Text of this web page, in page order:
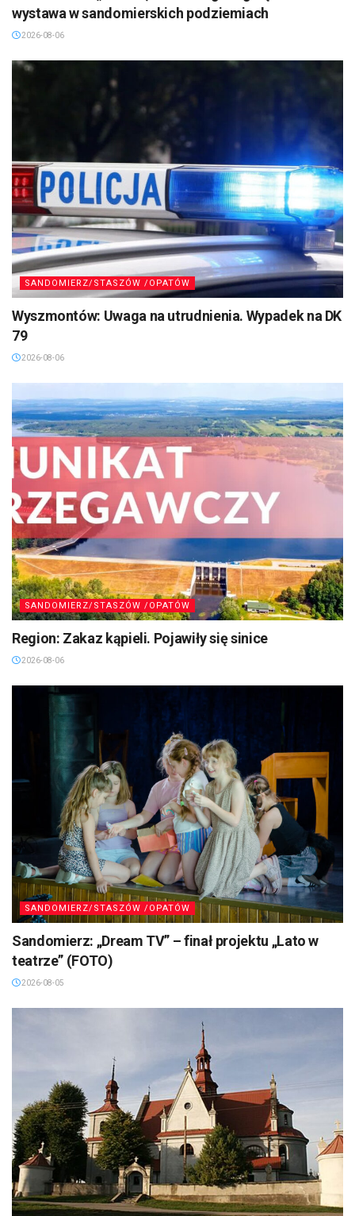
wystawa w sandomierskich podziemiach
2026-08-06
SANDOMIERZ/STASZÓW /OPATÓW
Wyszmontów: Uwaga na utrudnienia. Wypadek na DK
79
2026-08-06
SANDOMIERZ/STASZÓW /OPATÓW
Region: Zakaz kąpieli. Pojawiły się sinice
2026-08-06
SANDOMIERZ/STASZÓW /OPATÓW
Sandomierz: „Dream TV” – finał projektu „Lato w
teatrze” (FOTO)
2026-08-05